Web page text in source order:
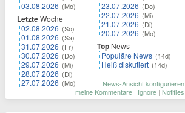
03.08.2026 (Mo)
LetzteWoche
02.08.2026 (So)
01.08.2026 (Sa)
31.07.2026 (Fr)
30.07.2026 (Do)
29.07.2026 (Mi)
28.07.2026 (Di)
27.07.2026 (Mo)
23.07.2026 (Do)
22.07.2026 (Mi)
21.07.2026 (Di)
20.07.2026 (Mo)
Top News
Populäre News (14d)
Heiß diskutiert (14d)
News-Ansicht konfigurieren
meine Kommentare | Ignore | Notifies